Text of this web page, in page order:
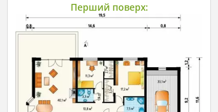
Перший поверх: